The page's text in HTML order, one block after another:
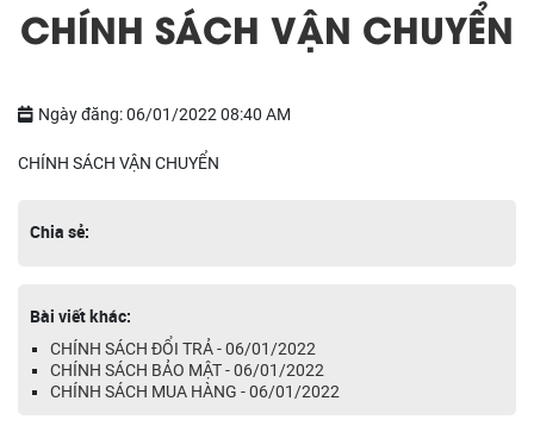
CHÍNH SÁCH VẬN CHUYỂN
Ngày đăng: 06/01/2022 08:40 AM
CHÍNH SÁCH VẬN CHUYỂN
Chia sẻ:
Bài viết khác:
CHÍNH SÁCH ĐỔI TRẢ - 06/01/2022
CHÍNH SÁCH BẢO MẬT - 06/01/2022
CHÍNH SÁCH MUA HÀNG - 06/01/2022